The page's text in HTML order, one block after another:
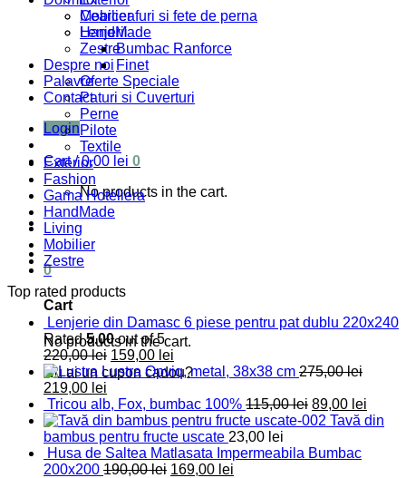
Mobilier
HandMade
Zestre
Despre noi
Palavre
Contact
Login
Cart /0,00 lei 0
No products in the cart.
0
Cart
No products in the cart.
Nu ai un cupon cadou?
Cearceafuri si fete de perna
Lenjerii
Bumbac Ranforce
Finet
Oferte Speciale
Paturi si Cuverturi
Perne
Pilote
Textile
Exterior
Fashion
Gama Hoteliera
HandMade
Living
Mobilier
Zestre
Top rated products
Lenjerie din Damasc 6 piese pentru pat dublu 220x240
Rated5.00out of 5
220,00lei 159,00 lei
Lustra Opviq, metal, 38x38 cm 275,00lei
219,00 lei
Tricou alb, Fox, bumbac 100% 115,00lei 89,00 lei
Tavă din
bambus pentru fructe uscate 23,00 lei
Husa de Saltea Matlasata Impermeabila Bumbac
200x200 190,00lei 169,00 lei